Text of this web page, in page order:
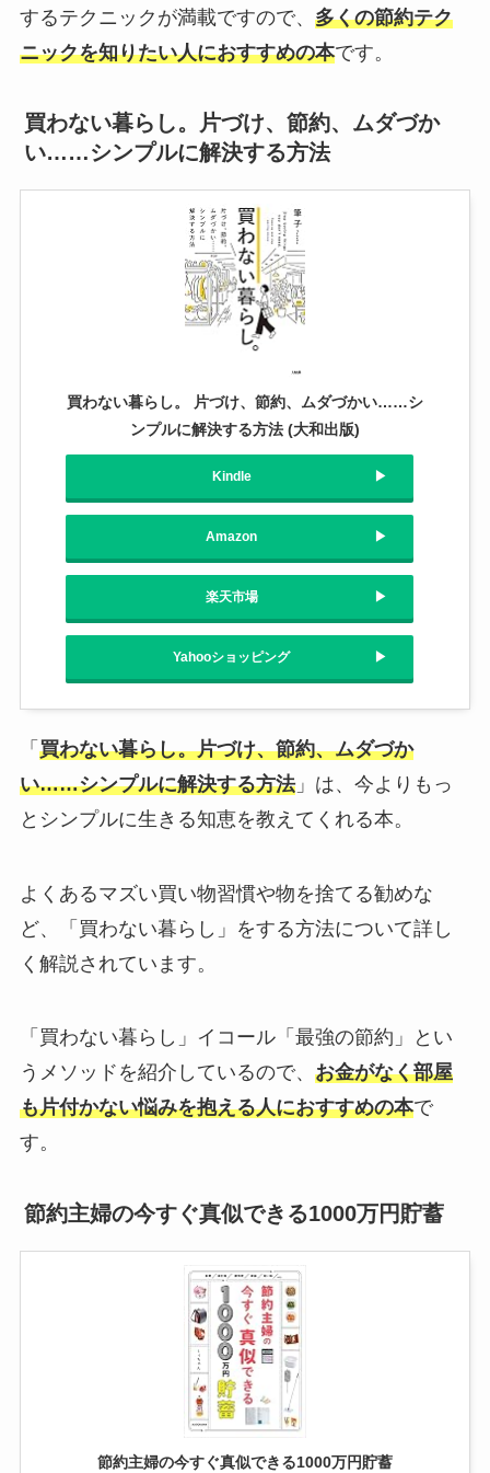
するテクニックが満載ですので、 多くの節約テク
ニックを知りたい人におすすめの本です。
買わない暮らし。片づけ、節約、ムダづか
い……シンプルに解決する方法
買わない暮らし。 片づけ、節約、ムダづかい……シ
ンプルに解決する方法 (大和出版)
Kindle
Amazon
楽天市場
Yahooショッピング
「 買わない暮らし。片づけ、節約、ムダづか
い……シンプルに解決する方法」は、今よりもっ
とシンプルに生きる知恵を教えてくれる本。
よくあるマズい買い物習慣や物を捨てる勧めな
ど、「買わない暮らし」をする方法について詳し
く解説されています。
「買わない暮らし」イコール「最強の節約」とい
うメソッドを紹介しているので、 お金がなく部屋
も片付かない悩みを抱える人におすすめの本で
す。
節約主婦の今すぐ真似できる1000万円貯蓄
節約主婦の今すぐ真似できる1000万円貯蓄